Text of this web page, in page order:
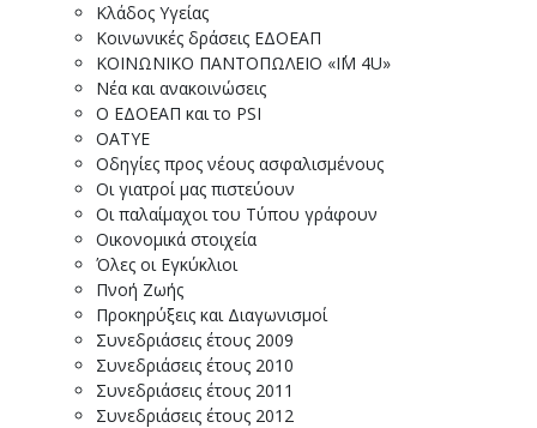
Κλάδος Υγείας
Κοινωνικές δράσεις ΕΔΟΕΑΠ
ΚΟΙΝΩΝΙΚΟ ΠΑΝΤΟΠΩΛΕΙΟ «I΄M 4U»
Νέα και ανακοινώσεις
Ο ΕΔΟΕΑΠ και το PSI
ΟΑΤΥΕ
Οδηγίες προς νέους ασφαλισμένους
Οι γιατροί μας πιστεύουν
Οι παλαίμαχοι του Τύπου γράφουν
Οικονομικά στοιχεία
Όλες οι Εγκύκλιοι
Πνοή Ζωής
Προκηρύξεις και Διαγωνισμοί
Συνεδριάσεις έτους 2009
Συνεδριάσεις έτους 2010
Συνεδριάσεις έτους 2011
Συνεδριάσεις έτους 2012